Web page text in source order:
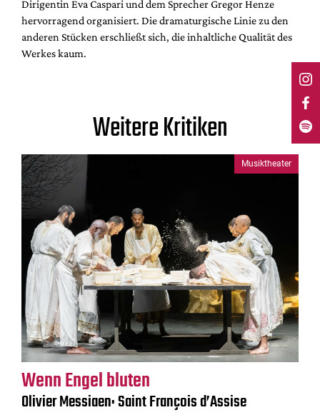
Dirigentin Eva Caspari und dem Sprecher Gregor Henze
hervorragend organisiert. Die dramaturgische Linie zu den
anderen Stücken erschließt sich, die inhaltliche Qualität des
Werkes kaum.
Weitere Kritiken
Musiktheater
Wenn Engel bluten
Olivier Messiaen: Saint François d’Assise